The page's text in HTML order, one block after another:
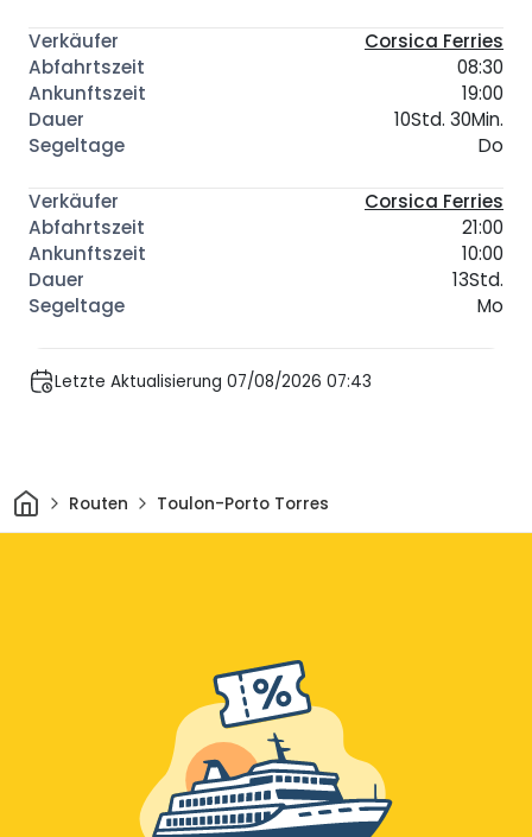
Corsica Ferries
08:30
19:00
10Std. 30Min.
Do
Corsica Ferries
21:00
10:00
13Std.
Mo
Letzte Aktualisierung 07/08/2026 07:43
HeimRouten Toulon-Porto Torres